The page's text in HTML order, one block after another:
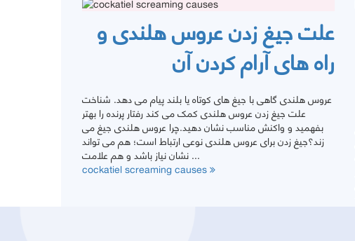
علت جیغ زدن عروس هلندی و
راه های آرام کردن آن
عروس هلندی گاهی با جیغ های کوتاه یا بلند پیام می دهد. شناخت
علت جیغ زدن عروس هلندی کمک می کند رفتار پرنده را بهتر
بفهمید و واکنش مناسب نشان دهید.چرا عروس هلندی جیغ می
زند؟جیغ زدن برای عروس هلندی نوعی ارتباط است؛ هم می تواند
نشان نیاز باشد و هم علامت ...
cockatiel screaming causes